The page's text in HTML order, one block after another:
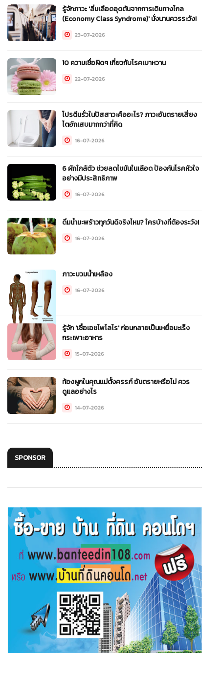
รู้จักภาวะ 'ลิ่มเลือดอุดตันจากการเดินทางไกล
(Economy Class Syndrome)' นั่งนานควรระวัง!
23-07-2026
10 ความเชื่อผิดๆ เกี่ยวกับโรคเบาหวาน
22-07-2026
โปรตีนรั่วในปัสสาวะคืออะไร? ภาวะอันตรายเสี่ยง
ไตอักเสบมากกว่าที่คิด
16-07-2026
6 ผักใกล้ตัว ช่วยลดไขมันในเลือด ป้องกันโรคหัวใจ
อย่างมีประสิทธิภาพ
16-07-2026
ดื่มน้ำมะพร้าวทุกวันดีจริงไหม? ใครบ้างที่ต้องระวัง!
16-07-2026
ภาวะบวมน้ำเหลือง
16-07-2026
รู้จัก 'เชื้อเอชไพโลไร' ก่อนกลายเป็นเหยื่อมะเร็ง
กระเพาะอาหาร
15-07-2026
ท้องผูกในคุณแม่ตั้งครรภ์ อันตรายหรือไม่ ควร
ดูแลอย่างไร
14-07-2026
SPONSOR